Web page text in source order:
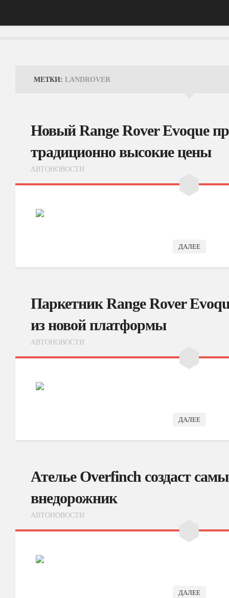
ВидеоОбзоры
Эксплуатация
МЕТКИ: LANDROVER
Новый Range Rover Evoque
традиционно высокие цены
АВТОНОВОСТИ
ДАЛЕЕ
Паркетник Range Rover
из новой платформы
АВТОНОВОСТИ
ДАЛЕЕ
Ателье Overfinch создаст
внедорожник
АВТОНОВОСТИ
ДАЛЕЕ